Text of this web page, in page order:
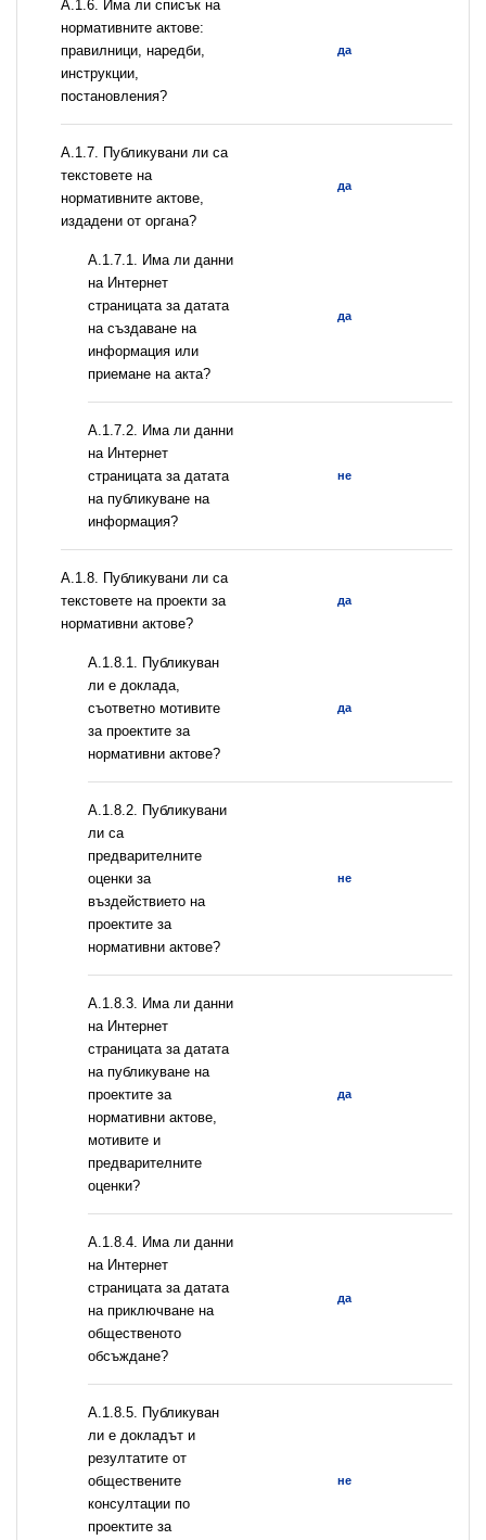
А.1.6. Има ли списък на
нормативните актове:
правилници, наредби,
инструкции,
постановления?
да
А.1.7. Публикувани ли са
текстовете на
нормативните актове,
издадени от органа?
да
A.1.7.1. Има ли данни
на Интернет
страницата за датата
на създаване на
информация или
приемане на акта?
да
A.1.7.2. Има ли данни
на Интернет
страницата за датата
на публикуване на
информация?
не
А.1.8. Публикувани ли са
текстовете на проекти за
нормативни актове?
да
А.1.8.1. Публикуван
ли е доклада,
съответно мотивите
за проектите за
нормативни актове?
да
А.1.8.2. Публикувани
ли са
предварителните
оценки за
въздействието на
проектите за
нормативни актове?
не
A.1.8.3. Има ли данни
на Интернет
страницата за датата
на публикуване на
проектите за
нормативни актове,
мотивите и
предварителните
оценки?
да
A.1.8.4. Има ли данни
на Интернет
страницата за датата
на приключване на
общественото
обсъждане?
да
А.1.8.5. Публикуван
ли е докладът и
резултатите от
обществените
консултации по
проектите за
не